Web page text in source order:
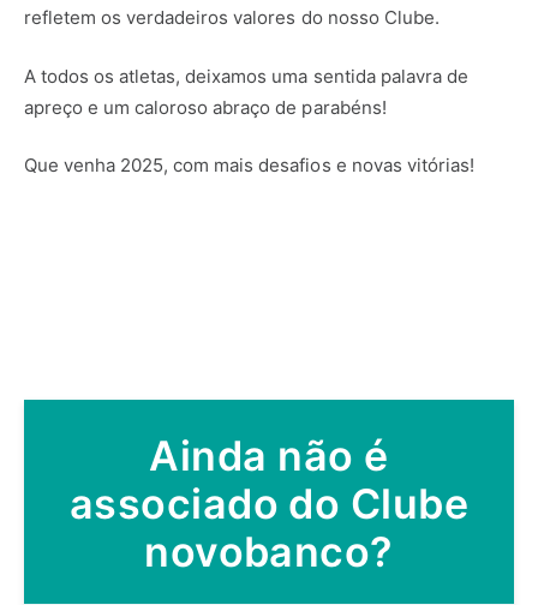
refletem os verdadeiros valores do nosso Clube.
A todos os atletas, deixamos uma sentida palavra de
apreço e um caloroso abraço de parabéns!
Que venha 2025, com mais desafios e novas vitórias!
Ainda não é
associado do Clube
novobanco?